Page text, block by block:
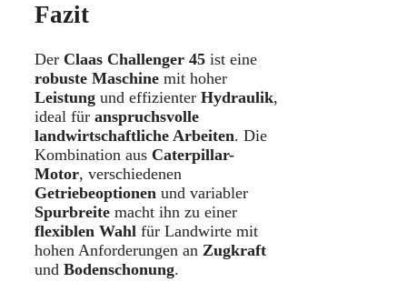
Fazit
Der Claas Challenger 45 ist eine
robuste Maschine mit hoher
Leistung und effizienter Hydraulik,
ideal für anspruchsvolle
landwirtschaftliche Arbeiten. Die
Kombination aus Caterpillar-
Motor, verschiedenen
Getriebeoptionen und variabler
Spurbreite macht ihn zu einer
flexiblen Wahl für Landwirte mit
hohen Anforderungen an Zugkraft
und Bodenschonung.